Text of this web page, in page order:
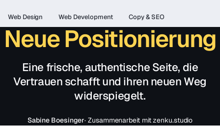
Web Design Web Development Copy & SEO
Neue Positionierung
Eine frische, authentische Seite, die
Vertrauen schafft und ihren neuen Weg
widerspiegelt.
Sabine Boesinger· Zusammenarbeit mit zenku.studio